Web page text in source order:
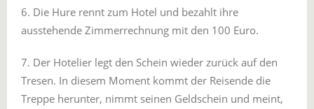
6. Die Hure rennt zum Hotel und bezahlt ihre
ausstehende Zimmerrechnung mit den 100 Euro.
7. Der Hotelier legt den Schein wieder zurück auf den
Tresen. In diesem Moment kommt der Reisende die
Treppe herunter, nimmt seinen Geldschein und meint,